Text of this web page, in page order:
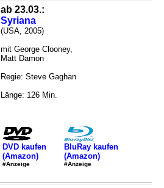
ab 23.03.:
Syriana
(USA, 2005)
mit George Clooney,
Matt Damon
Regie: Steve Gaghan
Länge: 126 Min.
DVD kaufen
(Amazon)
#Anzeige
BluRay kaufen
(Amazon)
#Anzeige